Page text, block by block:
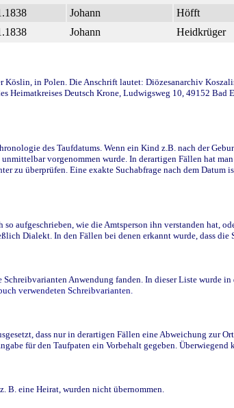
Johann Höfft
Johann Heidkrüger
in Polen. Die Anschrift lautet: Diözesanarchiv
Deutsch Krone, Ludwigsweg 10, 49152
des Taufdatums. Wenn ein Kind z.B. nach der
vorgenommen wurde. In derartigen Fällen hat
zu überprüfen. Eine exakte Suchabfrage nach dem Datum
wie die Amtsperson ihn verstanden hat,
Dialekt. In den Fällen bei denen erkannt wurde, dass
Anwendung fanden. In dieser Liste wurde
verwendeten Schreibvarianten.
dass nur in derartigen Fällen eine Abweichung zur
für den Taufpaten ein Vorbehalt gegeben. Überwiegend
B. eine Heirat, wurden nicht übernommen.